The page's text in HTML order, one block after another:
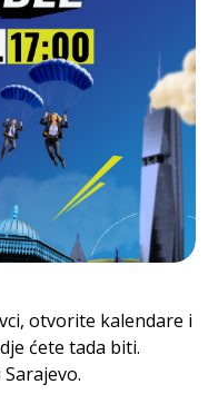
otvorite kalendare i
ćete tada biti.